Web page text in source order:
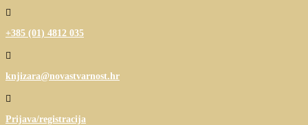

+385 (01) 4812 035

knjizara@novastvarnost.hr

Prijava/registracija